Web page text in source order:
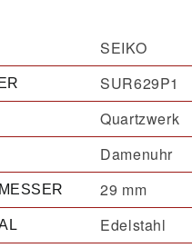
SEIKO
SUR629P1
Quartzwerk
Damenuhr
29 mm
Edelstahl